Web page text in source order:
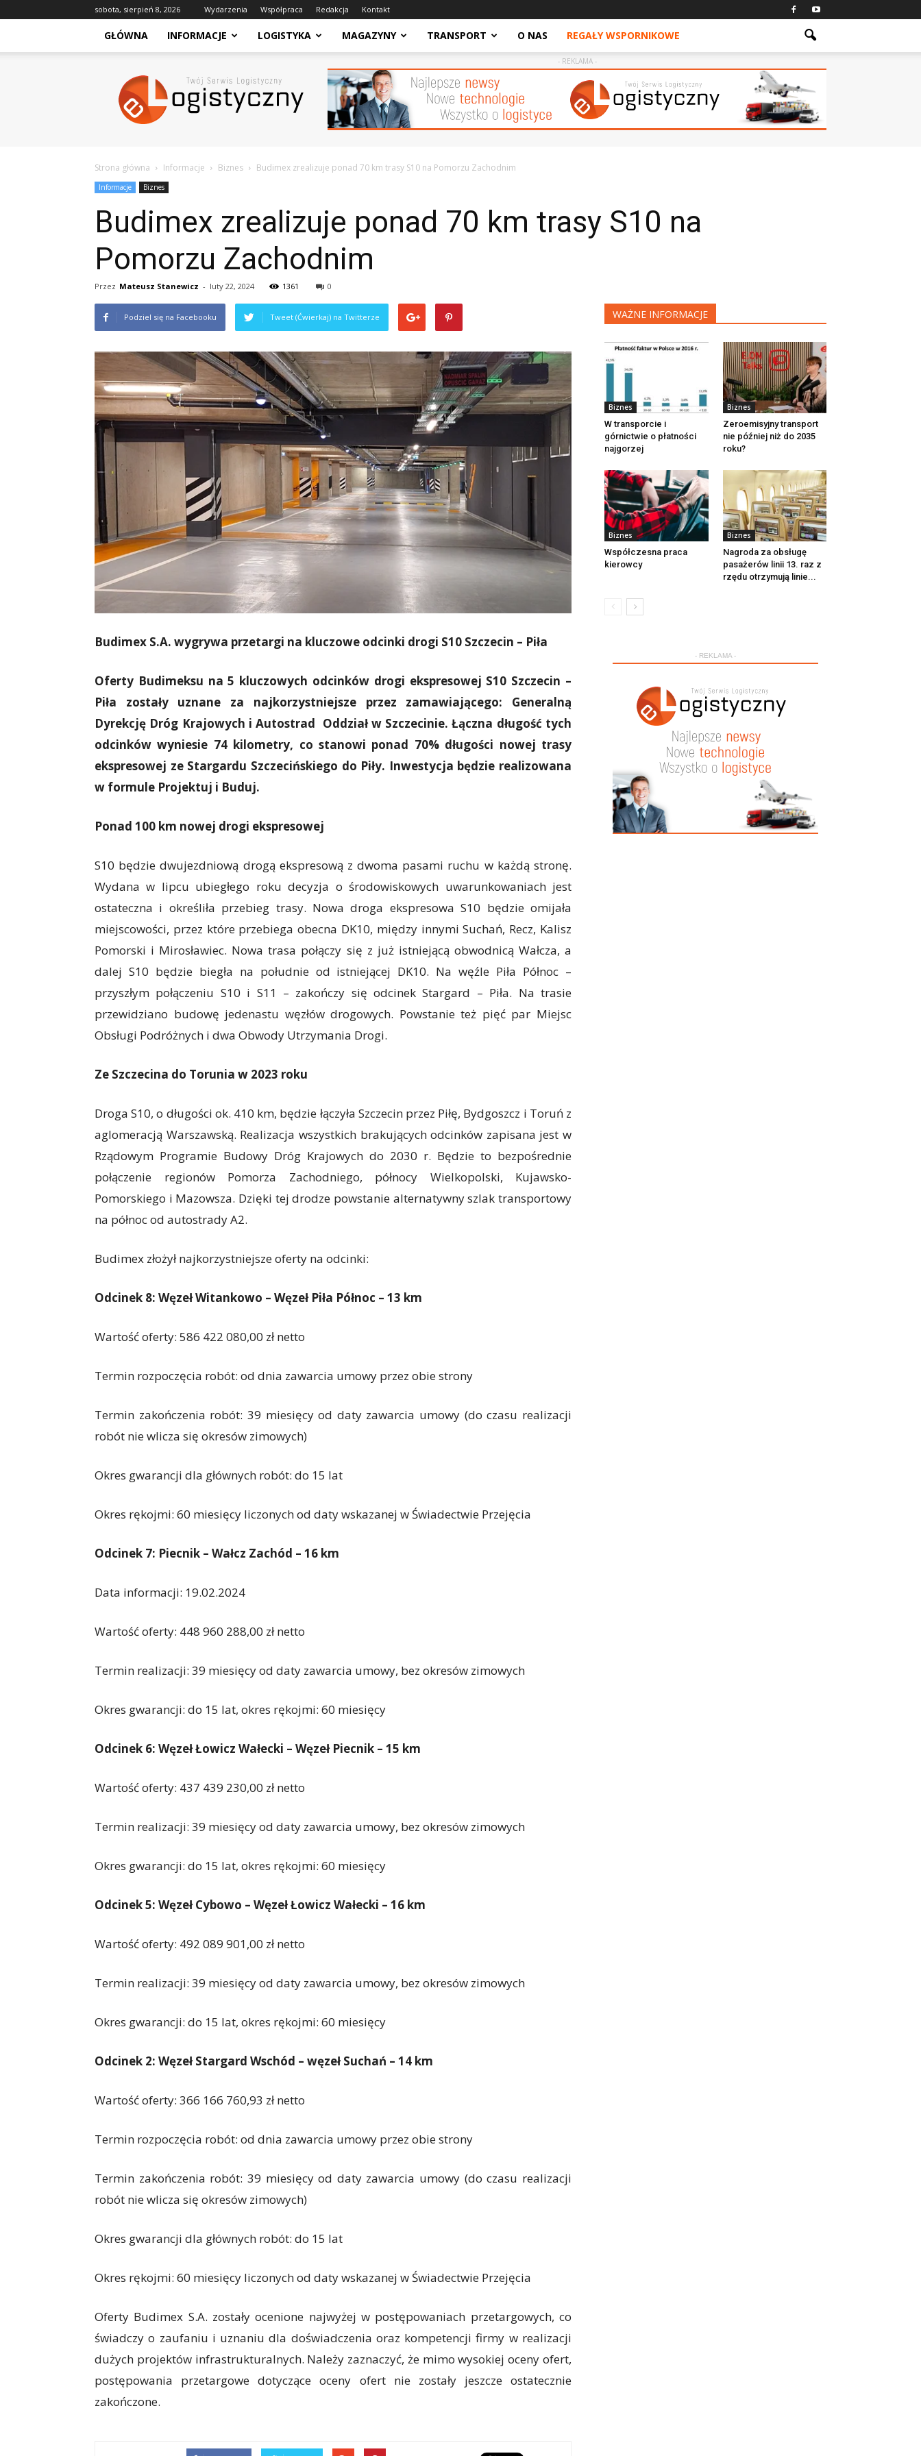
sobota, sierpień 8, 2026 Wydarzenia Współpraca Redakcja Kontakt
GŁÓWNA INFORMACJE LOGISTYKA MAGAZYNY TRANSPORT O NAS REGAŁY WSPORNIKOWE
eLogistyczny
–
Twój
Serwis
- REKLAMA -
Strona główna Informacje Biznes Budimex zrealizuje ponad 70 km trasy S10 na Pomorzu Zachodnim
Informacje Biznes
Budimex zrealizuje ponad 70 km trasy S10 na
Pomorzu Zachodnim
Przez Mateusz Stanewicz - luty 22, 2024 1361 0
Podziel się na Facebooku Tweet (Ćwierkaj) na Twitterze
Budimex S.A. wygrywa przetargi na kluczowe odcinki drogi S10 Szczecin – Piła
Oferty Budimeksu na 5 kluczowych odcinków drogi ekspresowej S10 Szczecin –
Piła zostały uznane za najkorzystniejsze przez zamawiającego: Generalną
Dyrekcję Dróg Krajowych i Autostrad Oddział w Szczecinie. Łączna długość tych
odcinków wyniesie 74 kilometry, co stanowi ponad 70% długości nowej trasy
ekspresowej ze Stargardu Szczecińskiego do Piły. Inwestycja będzie realizowana
w formule Projektuj i Buduj.
Ponad 100 km nowej drogi ekspresowej
S10 będzie dwujezdniową drogą ekspresową z dwoma pasami ruchu w każdą stronę.
Wydana w lipcu ubiegłego roku decyzja o środowiskowych uwarunkowaniach jest
ostateczna i określiła przebieg trasy. Nowa droga ekspresowa S10 będzie omijała
miejscowości, przez które przebiega obecna DK10, między innymi Suchań, Recz, Kalisz
Pomorski i Mirosławiec. Nowa trasa połączy się z już istniejącą obwodnicą Wałcza, a
dalej S10 będzie biegła na południe od istniejącej DK10. Na węźle Piła Północ –
przyszłym połączeniu S10 i S11 – zakończy się odcinek Stargard – Piła. Na trasie
przewidziano budowę jedenastu węzłów drogowych. Powstanie też pięć par Miejsc
Obsługi Podróżnych i dwa Obwody Utrzymania Drogi.
Ze Szczecina do Torunia w 2023 roku
Droga S10, o długości ok. 410 km, będzie łączyła Szczecin przez Piłę, Bydgoszcz i Toruń z
aglomeracją Warszawską. Realizacja wszystkich brakujących odcinków zapisana jest w
Rządowym Programie Budowy Dróg Krajowych do 2030 r. Będzie to bezpośrednie
połączenie regionów Pomorza Zachodniego, północy Wielkopolski, Kujawsko-
Pomorskiego i Mazowsza. Dzięki tej drodze powstanie alternatywny szlak transportowy
na północ od autostrady A2.
Budimex złożył najkorzystniejsze oferty na odcinki:
Odcinek 8: Węzeł Witankowo – Węzeł Piła Północ – 13 km
Wartość oferty: 586 422 080,00 zł netto
Termin rozpoczęcia robót: od dnia zawarcia umowy przez obie strony
Termin zakończenia robót: 39 miesięcy od daty zawarcia umowy (do czasu realizacji
robót nie wlicza się okresów zimowych)
Okres gwarancji dla głównych robót: do 15 lat
Okres rękojmi: 60 miesięcy liczonych od daty wskazanej w Świadectwie Przejęcia
Odcinek 7: Piecnik – Wałcz Zachód – 16 km
Data informacji: 19.02.2024
Wartość oferty: 448 960 288,00 zł netto
Termin realizacji: 39 miesięcy od daty zawarcia umowy, bez okresów zimowych
Okres gwarancji: do 15 lat, okres rękojmi: 60 miesięcy
Odcinek 6: Węzeł Łowicz Wałecki – Węzeł Piecnik – 15 km
Wartość oferty: 437 439 230,00 zł netto
Termin realizacji: 39 miesięcy od daty zawarcia umowy, bez okresów zimowych
Okres gwarancji: do 15 lat, okres rękojmi: 60 miesięcy
Odcinek 5: Węzeł Cybowo – Węzeł Łowicz Wałecki – 16 km
Wartość oferty: 492 089 901,00 zł netto
Termin realizacji: 39 miesięcy od daty zawarcia umowy, bez okresów zimowych
Okres gwarancji: do 15 lat, okres rękojmi: 60 miesięcy
Odcinek 2: Węzeł Stargard Wschód – węzeł Suchań – 14 km
Wartość oferty: 366 166 760,93 zł netto
Termin rozpoczęcia robót: od dnia zawarcia umowy przez obie strony
Termin zakończenia robót: 39 miesięcy od daty zawarcia umowy (do czasu realizacji
robót nie wlicza się okresów zimowych)
Okres gwarancji dla głównych robót: do 15 lat
Okres rękojmi: 60 miesięcy liczonych od daty wskazanej w Świadectwie Przejęcia
Oferty Budimex S.A. zostały ocenione najwyżej w postępowaniach przetargowych, co
świadczy o zaufaniu i uznaniu dla doświadczenia oraz kompetencji firmy w realizacji
dużych projektów infrastrukturalnych. Należy zaznaczyć, że mimo wysokiej oceny ofert,
postępowania przetargowe dotyczące oceny ofert nie zostały jeszcze ostatecznie
zakończone.
WAŻNE INFORMACJE
Biznes
W transporcie i
górnictwie o płatności
najgorzej
Biznes
Zeroemisyjny transport
nie później niż do 2035
roku?
Biznes
Współczesna praca
kierowcy
Biznes
Nagroda za obsługę
pasażerów linii 13. raz z
rzędu otrzymują linie...
- REKLAMA -